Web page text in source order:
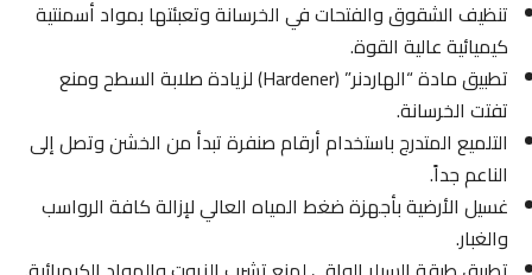
تنظيف الشقوق والفتحات في الخرسانة وتعبئتها بمواد أسمنتية
كيميائية عالية القوة.
تطبيق مادة “الهاردنر” (Hardener) لزيادة صلابة السطح ومنع
تفتت الخرسانة.
التلميع المتدرج باستخدام أرقام صنفرة تبدأ من الخشن وتصل إلى
الناعم جداً.
غسيل الأرضية بأجهزة ضغط المياه العالي لإزالة كافة الرواسب
والغبار.